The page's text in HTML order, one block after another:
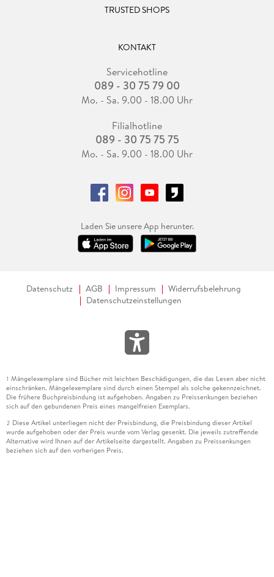
TRUSTED SHOPS
KONTAKT
Servicehotline
089 - 30 75 79 00
Mo. - Sa. 9.00 - 18.00 Uhr
Filialhotline
089 - 30 75 75 75
Mo. - Sa. 9.00 - 18.00 Uhr
Laden Sie unsere App herunter.
Datenschutz AGB Impressum
Widerrufsbelehrung
Datenschutzeinstellungen
1 Mängelexemplare sind Bücher mit leichten Beschädigungen, die das Lesen aber nicht
einschränken. Mängelexemplare sind durch einen Stempel als solche gekennzeichnet.
Die frühere Buchpreisbindung ist aufgehoben. Angaben zu Preissenkungen beziehen
sich auf den gebundenen Preis eines mangelfreien Exemplars.
2 Diese Artikel unterliegen nicht der Preisbindung, die Preisbindung dieser Artikel
wurde aufgehoben oder der Preis wurde vom Verlag gesenkt. Die jeweils zutreffende
Alternative wird Ihnen auf der Artikelseite dargestellt. Angaben zu Preissenkungen
beziehen sich auf den vorherigen Preis.